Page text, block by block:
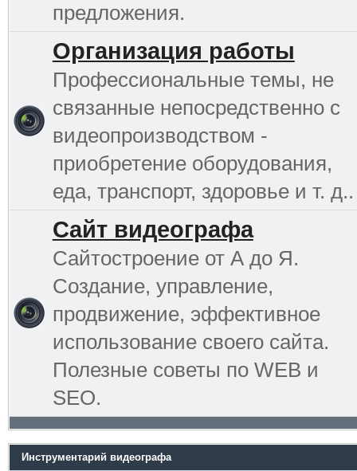
предложения.
Организация работы
Профессиональные темы, не
связанные непосредственно с
видеопроизводством -
приобретение оборудования,
еда, транспорт, здоровье и т. д..
Сайт видеографа
Сайтостроение от А до Я.
Создание, управление,
продвижение, эффективное
использование своего сайта.
Полезные советы по WEB и
SEO.
Инструментарий видеографа